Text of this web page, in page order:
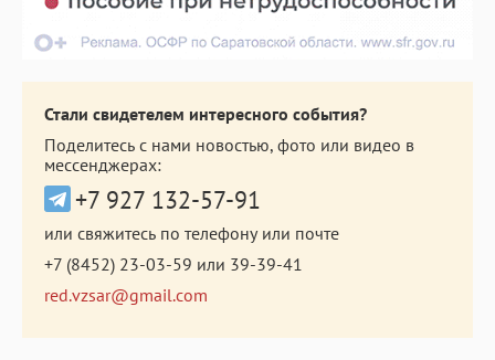
Стали свидетелем интересного события?
Поделитесь с нами новостью, фото или видео в
мессенджерах:
+7 927 132-57-91
или свяжитесь по телефону или почте
+7 (8452) 23-03-59 или 39-39-41
red.vzsar@gmail.com